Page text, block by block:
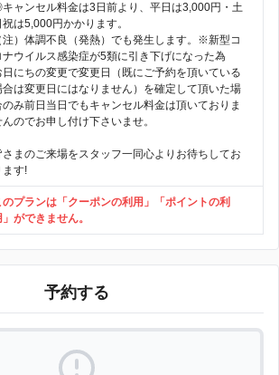
ャンセル料金は3日前より、平日は3,000円・土
祝は5,000円かかります。
注）体調不良（発熱）でも発生します。※新型コ
ナウイルス感染症が5類に引き下げになった為
日にちの変更で変更日（既にご予約を頂いている
合は変更日にはなりません）を確定して頂いた場
のみ前日当日でもキャンセル料金は頂いておりま
んのでお申し付け下さいませ。
さまのご来場をスタッフ一同心よりお待ちしてお
ます!
のプランは「クーポンの利用」「ポイントの利
」ができません。
予約する